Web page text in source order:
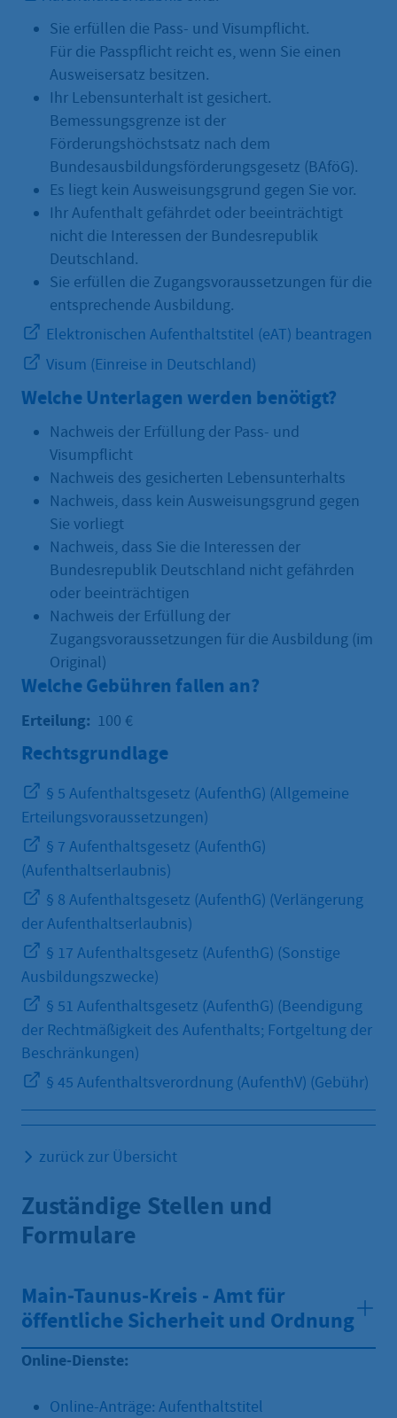
Sie erfüllen die Pass- und Visumpflicht.
Für die Passpflicht reicht es, wenn Sie einen
Ausweisersatz besitzen.
Ihr Lebensunterhalt ist gesichert.
Bemessungsgrenze ist der
Förderungshöchstsatz nach dem
Bundesausbildungsförderungsgesetz (BAföG).
Es liegt kein Ausweisungsgrund gegen Sie vor.
Ihr Aufenthalt gefährdet oder beeinträchtigt
nicht die Interessen der Bundesrepublik
Deutschland.
Sie erfüllen die Zugangsvoraussetzungen für die
entsprechende Ausbildung.
Elektronischen Aufenthaltstitel (eAT) beantragen
Visum (Einreise in Deutschland)
Welche Unterlagen werden benötigt?
Nachweis der Erfüllung der Pass- und
Visumpflicht
Nachweis des gesicherten Lebensunterhalts
Nachweis, dass kein Ausweisungsgrund gegen
Sie vorliegt
Nachweis, dass Sie die Interessen der
Bundesrepublik Deutschland nicht gefährden
oder beeinträchtigen
Nachweis der Erfüllung der
Zugangsvoraussetzungen für die Ausbildung (im
Original)
Welche Gebühren fallen an?
Erteilung: 100 €
Rechtsgrundlage
§ 5 Aufenthaltsgesetz (AufenthG) (Allgemeine
Erteilungsvoraussetzungen)
§ 7 Aufenthaltsgesetz (AufenthG)
(Aufenthaltserlaubnis)
§ 8 Aufenthaltsgesetz (AufenthG) (Verlängerung
der Aufenthaltserlaubnis)
§ 17 Aufenthaltsgesetz (AufenthG) (Sonstige
Ausbildungszwecke)
§ 51 Aufenthaltsgesetz (AufenthG) (Beendigung
der Rechtmäßigkeit des Aufenthalts; Fortgeltung der
Beschränkungen)
§ 45 Aufenthaltsverordnung (AufenthV) (Gebühr)
zurück zur Übersicht
Zuständige Stellen und
Formulare
Main-Taunus-Kreis - Amt für
öffentliche Sicherheit und Ordnung
Online-Dienste:
Online-Anträge: Aufenthaltstitel